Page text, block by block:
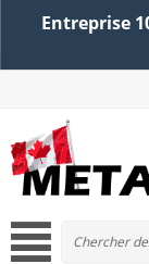
Entreprise